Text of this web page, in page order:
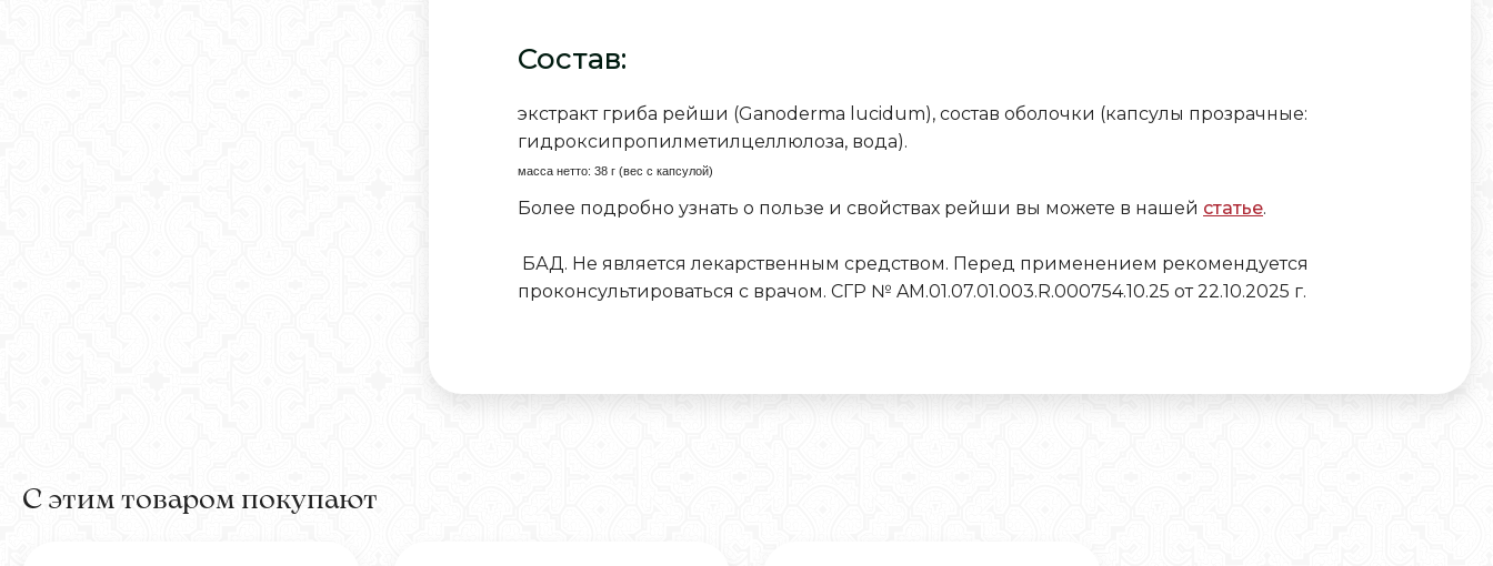
Состав:
экстракт гриба рейши (Ganoderma lucidum), состав оболочки (капсулы прозрачные:
гидроксипропилметилцеллюлоза, вода).
масса нетто: 38 г (вес с капсулой)
Более подробно узнать о пользе и свойствах рейши вы можете в нашей статье.
БАД. Не является лекарственным средством. Перед применением рекомендуется
проконсультироваться с врачом. СГР № AM.01.07.01.003.R.000754.10.25 от 22.10.2025 г.
С этим товаром покупают